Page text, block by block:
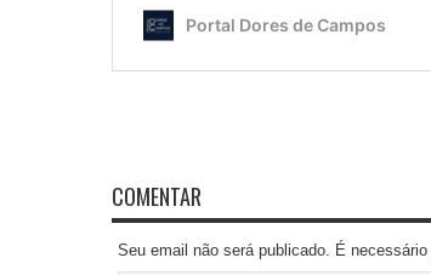
COMENTAR
Seu email não será publicado. É